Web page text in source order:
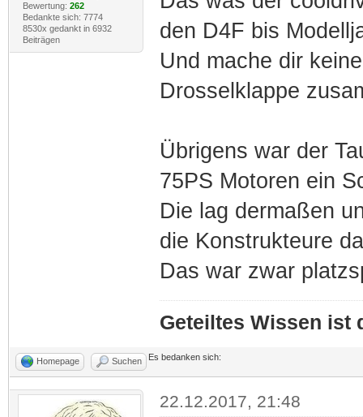
Bewertung: 262
Bedankte sich: 7774
8530x gedankt in 6932
Beiträgen
den D4F bis
Und mache dir
Drosselklappe
Übrigens war der
75PS Motoren ein
Die lag dermaßen
die Konstrukteure
Das war zwar
Geteiltes Wissen ist
Homepage Suchen Es bedanken sich:
22.12.2017, 21:48